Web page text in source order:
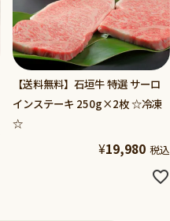
【送料無料】石垣牛 特選 サーロ
インステーキ 250g×2枚 ☆冷凍
☆
¥19,980 税込